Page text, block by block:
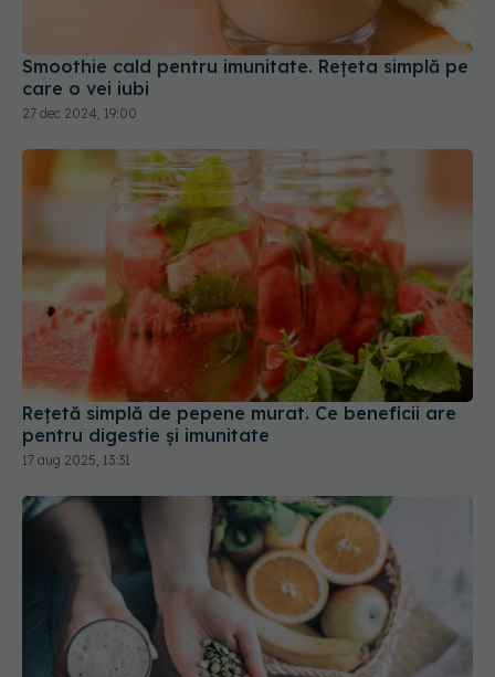
Rețetă simplă de pepene murat. Ce beneficii are
pentru digestie și imunitate
17 aug 2025, 13:31